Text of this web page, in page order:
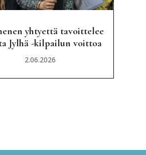
yhtyettä tavoittelee
Jylhä -kilpailun voittoa
2.06.2026